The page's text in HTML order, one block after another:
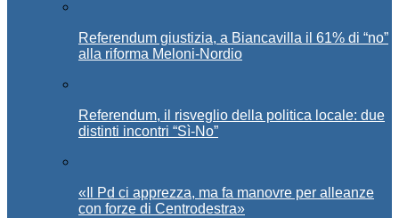
Referendum giustizia, a Biancavilla il 61% di “no”
alla riforma Meloni-Nordio
Referendum, il risveglio della politica locale: due
distinti incontri “Sì-No”
«Il Pd ci apprezza, ma fa manovre per alleanze
con forze di Centrodestra»